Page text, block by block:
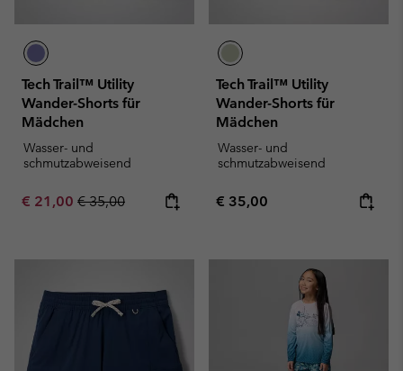
Tech Trail™ Utility
Wander-Shorts für
Mädchen
Wasser- und
schmutzabweisend
Sale price:
€ 21,00 Regular price:
€ 35,00
Tech Trail™ Utility
Wander-Shorts für
Mädchen
Wasser- und
schmutzabweisend
Regular price:
€ 35,00